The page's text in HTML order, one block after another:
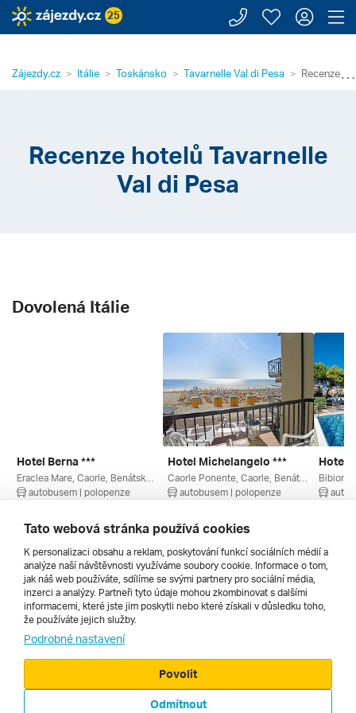
25 Zavolejte
Moje
⋯
Zájezdy.cz Itálie Toskánsko Tavarnelle Val di Pesa Recenze
Recenze hotelů Tavarnelle
Val di Pesa
Dovolená Itálie
Hotel Berna ***
autobusem | polopenze
20 570 Kč
Hotel Michelangelo ***
autobusem | polopenze
13 240 Kč
Hotel
Všechny
Cestopisy
Tato webová stránka používá cookies
K personalizaci obsahu a reklam, poskytování funkcí sociálních médií a
analýze naší návštěvnosti využíváme soubory cookie. Informace o tom,
jak náš web používáte, sdílíme se svými partnery pro sociální média,
inzerci a analýzy. Partneři tyto údaje mohou zkombinovat s dalšími
informacemi, které jste jim poskytli nebo které získali v důsledku toho,
že používáte jejich služby.
Podrobné nastavení
Odmítnout
Povolit